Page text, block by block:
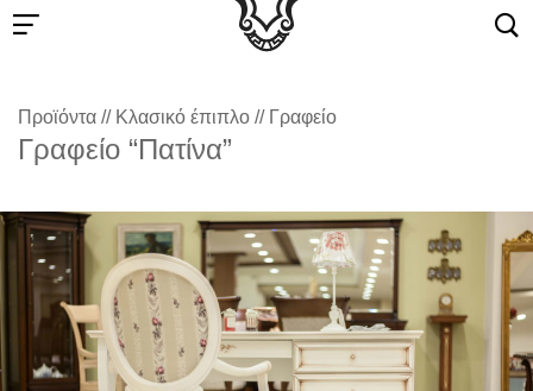
Προϊόντα // Κλασικό έπιπλο // Γραφείο
Γραφείο “Πατίνα”